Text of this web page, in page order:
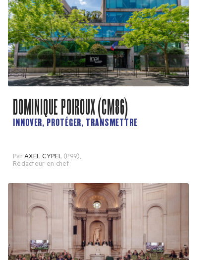
DOMINIQUE POIROUX (CM86)
INNOVER, PROTÉGER, TRANSMETTRE
ParAXEL CYPEL (P99),
Rédacteur en chef